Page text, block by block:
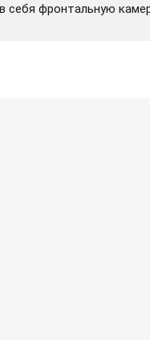
фронтальную